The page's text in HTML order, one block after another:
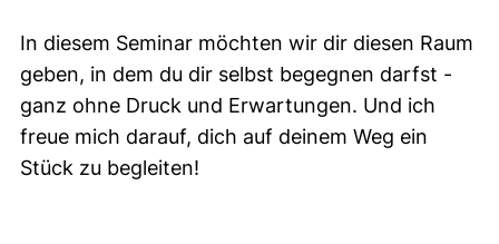
In diesem Seminar möchten wir dir diesen Raum
geben, in dem du dir selbst begegnen darfst -
ganz ohne Druck und Erwartungen. Und ich
freue mich darauf, dich auf deinem Weg ein
Stück zu begleiten!